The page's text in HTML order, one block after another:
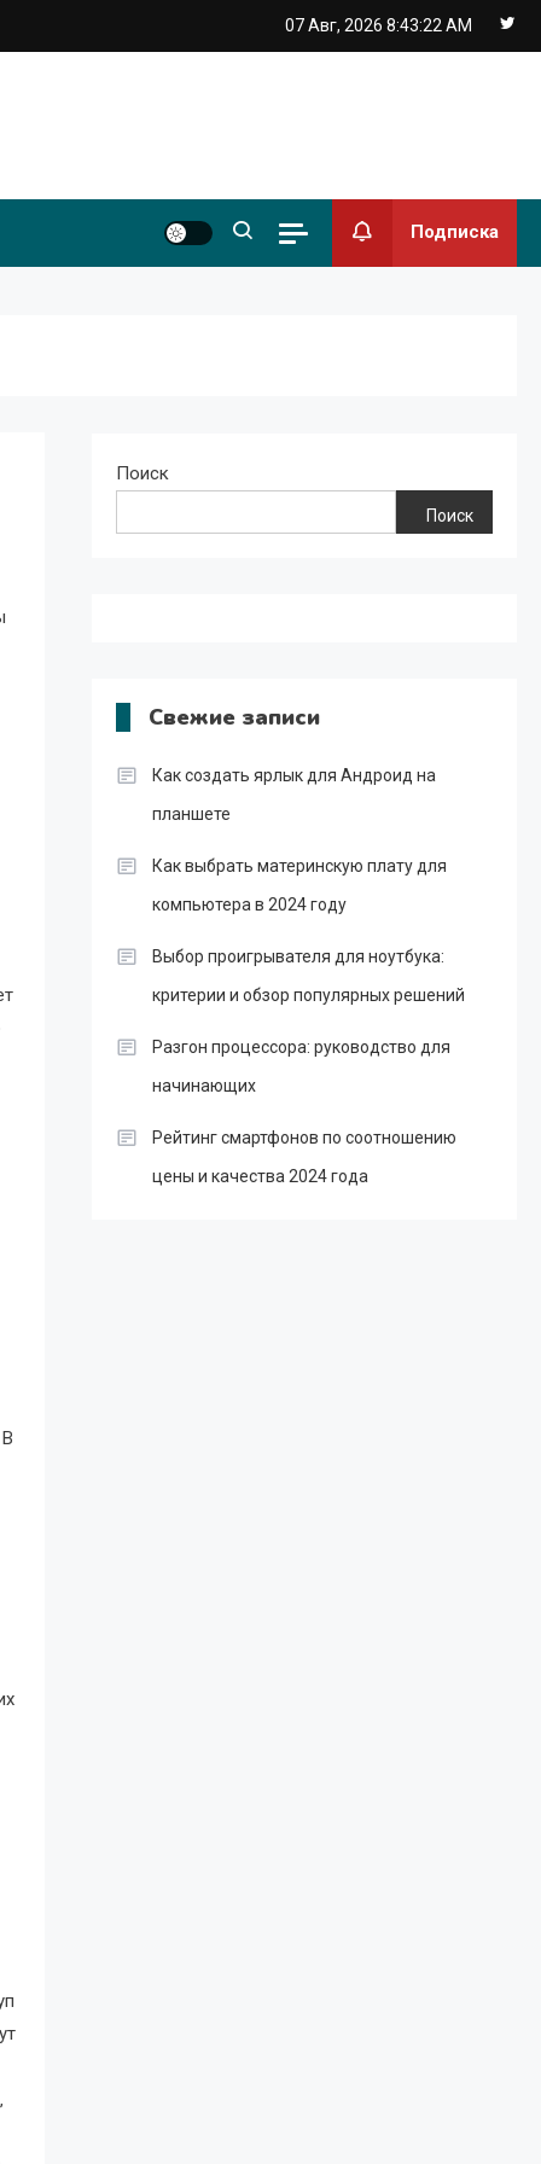
07 Авг, 2026 8:43:22 AM
Подписка
Поиск
Поиск
Свежие записи
Как создать ярлык для Андроид на
планшете
Как выбрать материнскую плату для
компьютера в 2024 году
Выбор проигрывателя для ноутбука:
критерии и обзор популярных решений
Разгон процессора: руководство для
начинающих
Рейтинг смартфонов по соотношению
цены и качества 2024 года